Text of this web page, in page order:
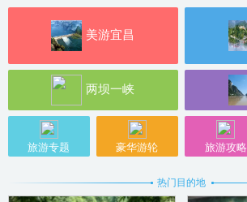
美游宜昌
两坝一峡
旅游专题 豪华游轮 旅游攻略
热门目的地